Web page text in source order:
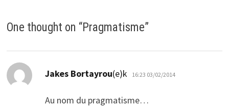
One thought on “Pragmatisme”
Jakes Bortayrou(e)k dio:
16:23 03/02/2014
Au nom du pragmatisme…